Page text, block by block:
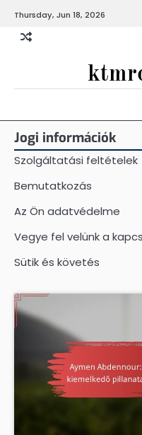
content
Thursday, Jun 18, 2026
Jogi információk
Szolgáltatási feltételek
Bemutatkozás
Az Ön adatvédelme
Vegye fel velünk a
Sütik és követés